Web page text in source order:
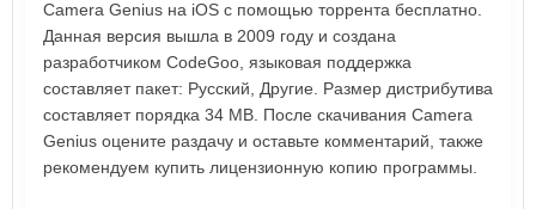
Camera Genius на iOS с помощью торрента бесплатно.
Данная версия вышла в 2009 году и создана
разработчиком CodeGoo, языковая поддержка
составляет пакет: Русский, Другие. Размер дистрибутива
составляет порядка 34 MB. После скачивания Camera
Genius оцените раздачу и оставьте комментарий, также
рекомендуем купить лицензионную копию программы.